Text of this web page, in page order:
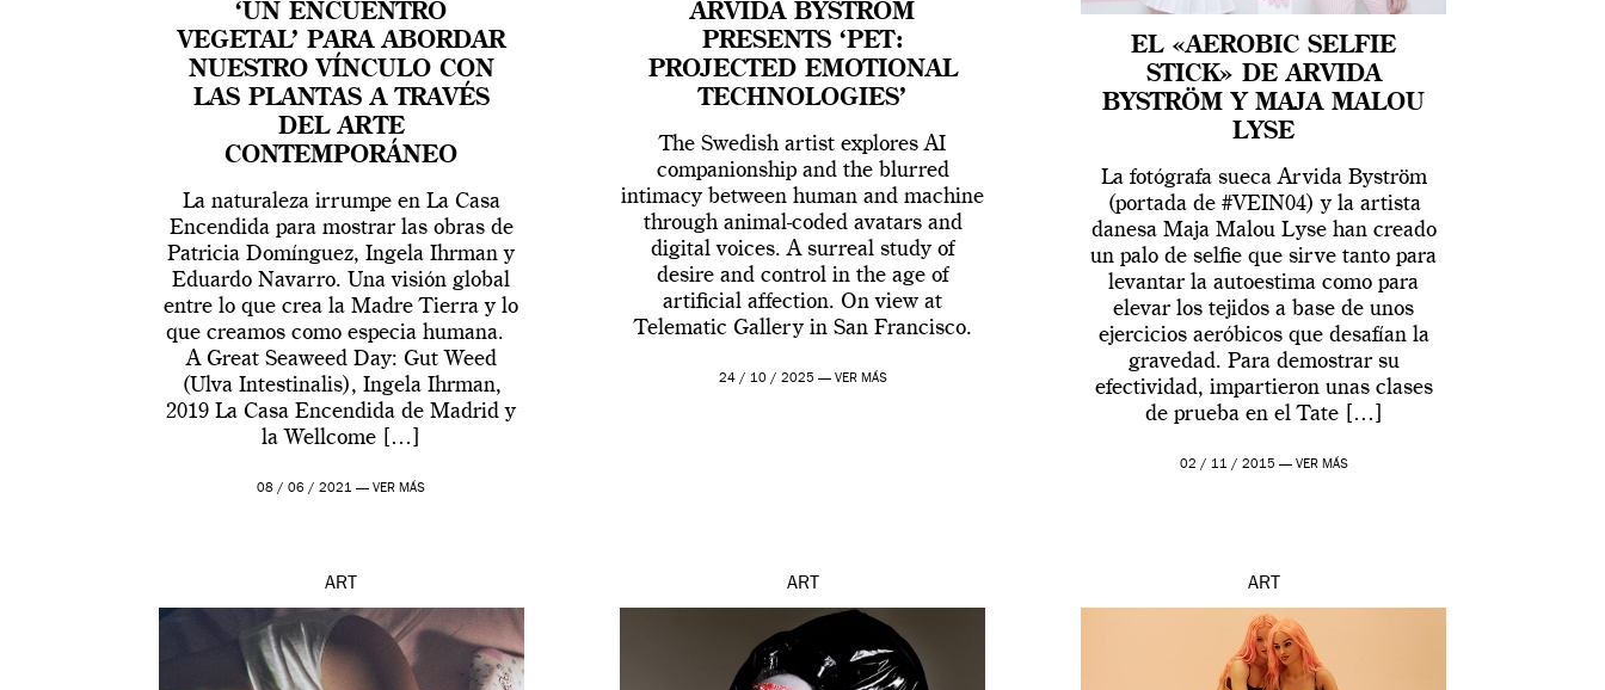
‘UN ENCUENTRO
VEGETAL’ PARA ABORDAR
NUESTRO VÍNCULO CON
LAS PLANTAS A TRAVÉS
DEL ARTE
CONTEMPORÁNEO
La naturaleza irrumpe en La Casa
Encendida para mostrar las obras de
Patricia Domínguez, Ingela Ihrman y
Eduardo Navarro. Una visión global
entre lo que crea la Madre Tierra y lo
que creamos como especia humana.
A Great Seaweed Day: Gut Weed
(Ulva Intestinalis), Ingela Ihrman,
2019 La Casa Encendida de Madrid y
la Wellcome […]
08 / 06 / 2021 —VER MÁS
ARVIDA BYSTRÖM
PRESENTS ‘PET:
PROJECTED EMOTIONAL
TECHNOLOGIES’
The Swedish artist explores AI
companionship and the blurred
intimacy between human and machine
through animal-coded avatars and
digital voices. A surreal study of
desire and control in the age of
artificial affection. On view at
Telematic Gallery in San Francisco.
24 / 10 / 2025 — VER MÁS
EL «AEROBIC SELFIE
STICK» DE ARVIDA
BYSTRÖM Y MAJA MALOU
LYSE
La fotógrafa sueca Arvida Byström
(portada de #VEIN04) y la artista
danesa Maja Malou Lyse han creado
un palo de selfie que sirve tanto para
levantar la autoestima como para
elevar los tejidos a base de unos
ejercicios aeróbicos que desafían la
gravedad. Para demostrar su
efectividad, impartieron unas clases
de prueba en el Tate […]
02 / 11 / 2015 — VER MÁS
ART ART ART